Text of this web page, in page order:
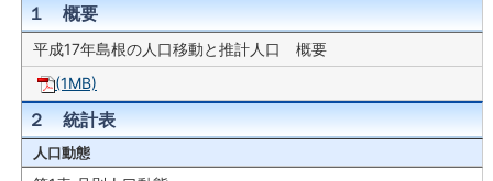
１ 概要
平成17年島根の人口移動と推計人口 概要
(1MB)
２ 統計表
人口動態